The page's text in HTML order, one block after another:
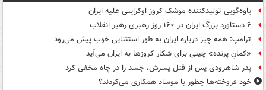
یاوه‌گویی تولیدکننده موشک کروز اوکراینی علیه ایران
۶ دستاورد بزرگ ایران در ۱۶۰ روز رهبری رهبر انقلاب
ترامپ: همه چیز درباره ایران به طور استثنایی خوب پیش می‌رود
«کمانِ پرنده» چینی برای شکار کروزها به ایران می‌آید
پدر شاهرودی پس از قتل پسرش، جسد را در چاه مخفی کرد
خود فروخته‌ها چطور با موساد همکاری می‌کردند؟